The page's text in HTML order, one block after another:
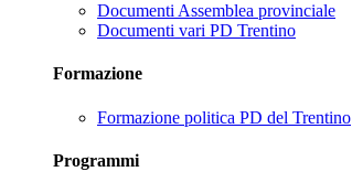
Documenti Assemblea provinciale
Documenti vari PD Trentino
Formazione
Formazione politica PD del Trentino
Programmi